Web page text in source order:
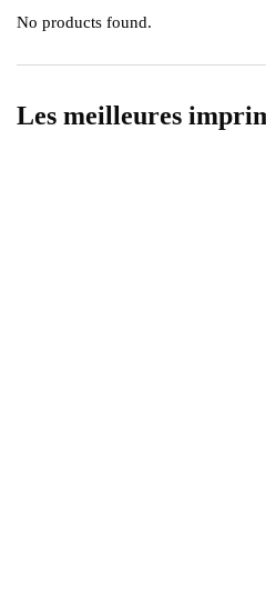
No products found.
Les meilleures